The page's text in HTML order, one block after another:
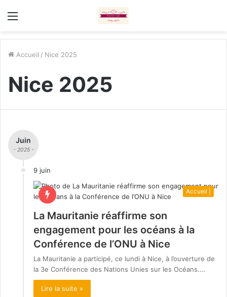
Menu
Accueil / Nice 2025
Nice 2025
Juin
- 2025 -
9 juin
Accueil |
La Mauritanie réaffirme son
engagement pour les océans à la
Conférence de l’ONU à Nice
La Mauritanie a participé, ce lundi à Nice, à l’ouverture de
la 3e Conférence des Nations Unies sur les Océans.…
Lire la suite »